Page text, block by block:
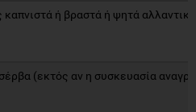
ή βραστά ή ψητά
(εκτός αν η συσκευασία